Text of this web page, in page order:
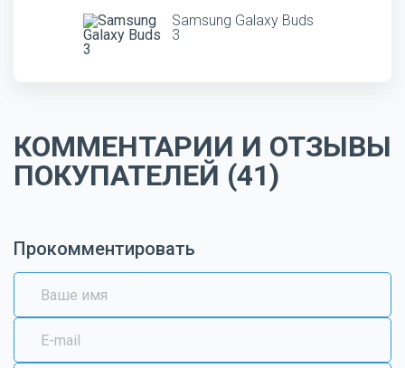
Samsung Galaxy Buds
3
КОММЕНТАРИИ И ОТЗЫВЫ
ПОКУПАТЕЛЕЙ (41)
Прокомментировать